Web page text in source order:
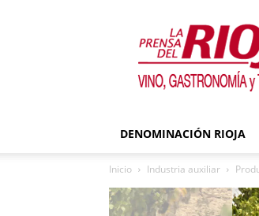
La
del
DENOMINACIÓN RIOJA
Inicio Industria auxiliar